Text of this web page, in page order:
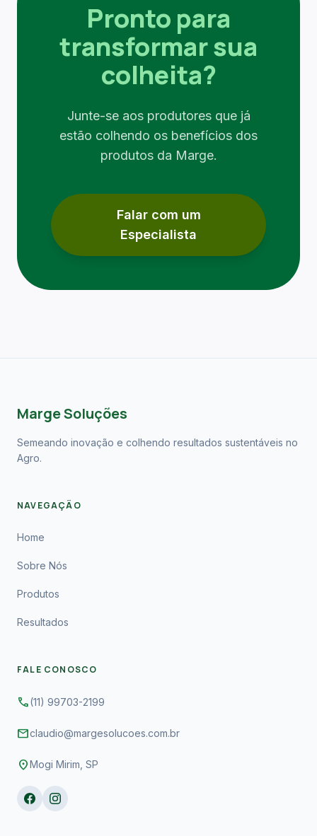
Pronto para
transformar sua
colheita?
Junte-se aos produtores que já
estão colhendo os benefícios dos
produtos da Marge.
Falar com um
Especialista
Marge Soluções
Semeando inovação e colhendo resultados sustentáveis no
Agro.
NAVEGAÇÃO
Home
Sobre Nós
Produtos
Resultados
FALE CONOSCO
phone(11) 99703-2199
mailclaudio@margesolucoes.com.br
location_onMogi Mirim, SP